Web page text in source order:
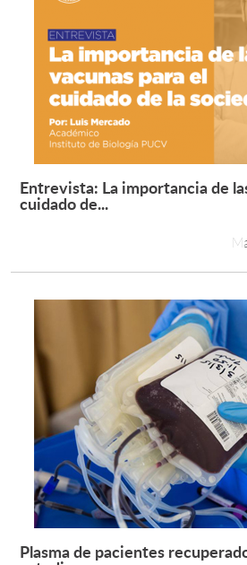
Entrevista: La importancia de
cuidado de...
Plasma de pacientes